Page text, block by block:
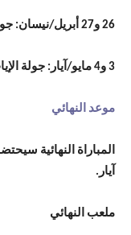
26 و27 أبريل/نيسان: جولة الذهاب.
3 و4 مايو/آيار: جولة الإياب.
موعد النهائي
آيار.
ملعب النهائي